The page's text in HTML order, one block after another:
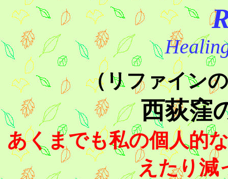
（ リファイン
西荻窪
あくまでも私の個人的
えたり減